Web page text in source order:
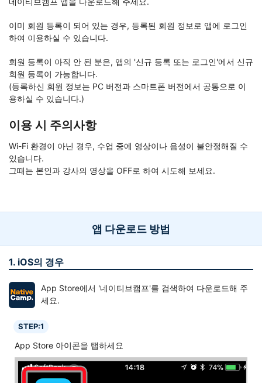
이미 회원 등록이 되어 있는 경우, 등록된 회원 정보로 앱에 로그인
하여 이용하실 수 있습니다.
회원 등록이 아직 안 된 분은, 앱의 '신규 등록 또는 로그인'에서 신규
회원 등록이 가능합니다.
(등록하신 회원 정보는 PC 버전과 스마트폰 버전에서 공통으로 이
용하실 수 있습니다.)
이용 시 주의사항
Wi-Fi 환경이 아닌 경우, 수업 중에 영상이나 음성이 불안정해질 수
있습니다.
그때는 본인과 강사의 영상을 OFF로 하여 시도해 보세요.
앱 다운로드 방법
1. iOS의 경우
App Store에서 '네이티브캠프'를 검색하여 다운로드해 주
세요.
STEP:1
App Store 아이콘을 탭하세요